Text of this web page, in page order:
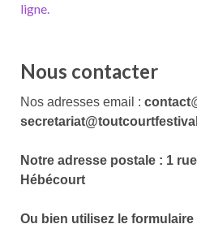
ligne.
Nous contacter
Nos adresses email : contact
secretariat@
Notre adresse postale : 1
Hébécourt
Ou bien utilisez le formulaire